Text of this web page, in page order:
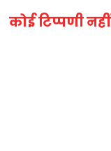
कोई टिप्पणी नहीं